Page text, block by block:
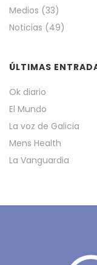
Medios (33)
Noticias (49)
ÚLTIMAS
Ok diario
El Mundo
La voz de Galicia
Mens Health
La Vanguardia